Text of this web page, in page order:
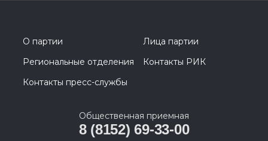
О партии
Лица партии
Региональные отделения
Контакты РИК
Контакты пресс-службы
Общественная приемная
8 (8152) 69-33-00